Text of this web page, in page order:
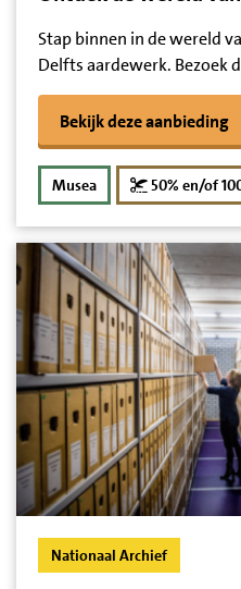
Stap binnen in de wereld
Delfts aardewerk. Bezoek
Bekijk deze aanbieding
Musea 50% en/of
Nationaal Archief